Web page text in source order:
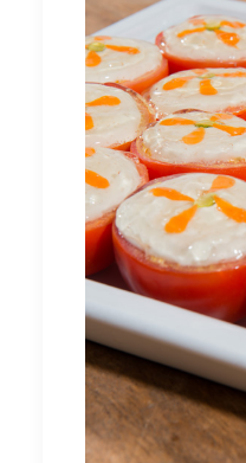
DallaPaellaai
alleZuppe
tra i piatti
Inoltre puoi
della
Un